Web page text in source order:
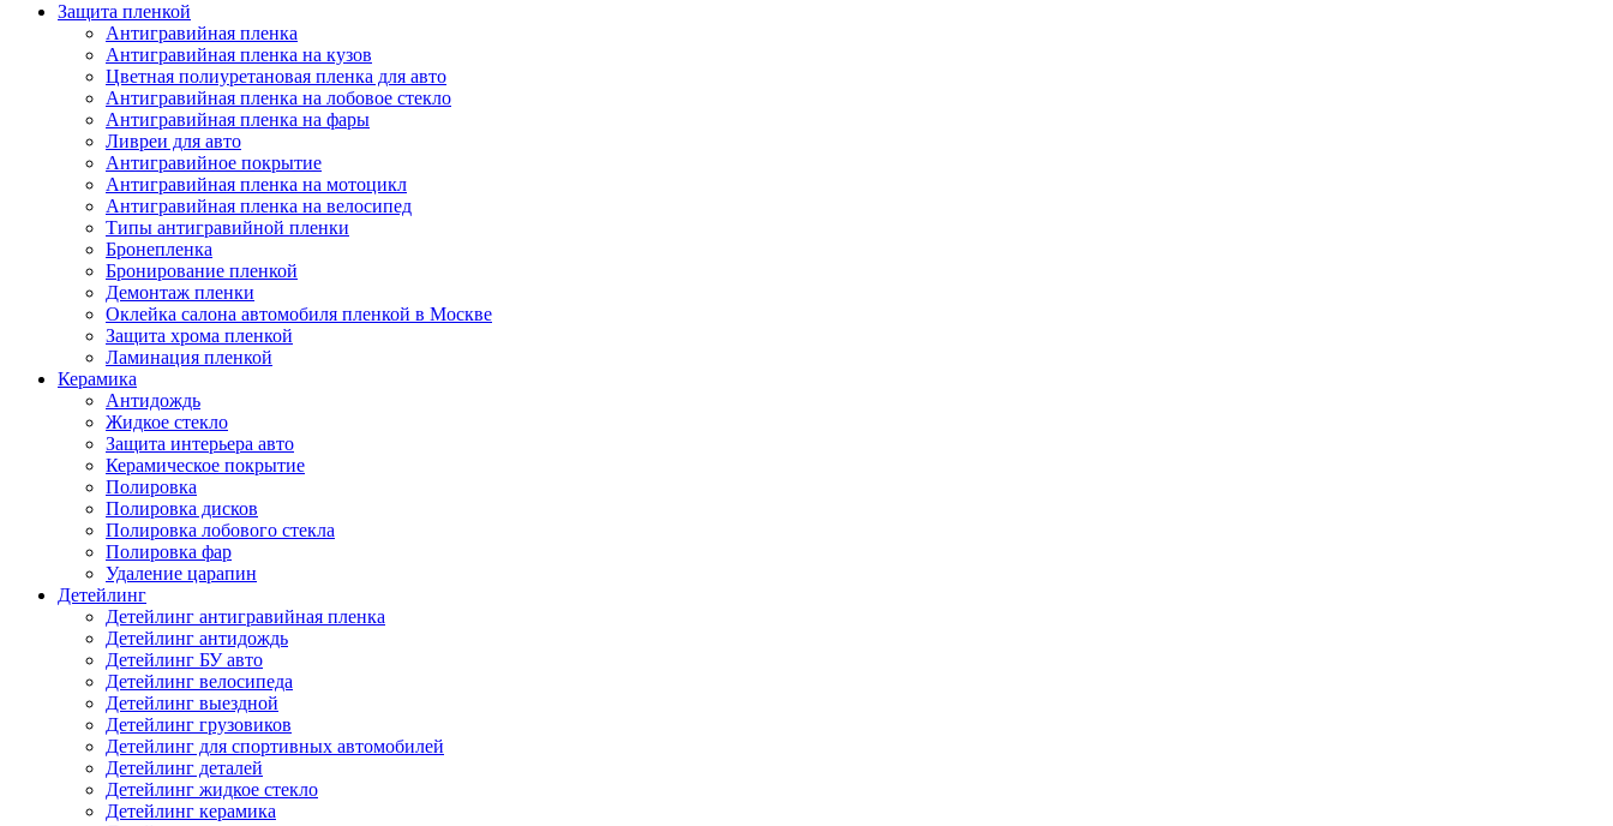
Защита пленкой
Антигравийная пленка
Антигравийная пленка на кузов
Цветная полиуретановая пленка для авто
Антигравийная пленка на лобовое стекло
Антигравийная пленка на фары
Ливреи для авто
Антигравийное покрытие
Антигравийная пленка на мотоцикл
Антигравийная пленка на велосипед
Типы антигравийной пленки
Бронепленка
Бронирование пленкой
Демонтаж пленки
Оклейка салона автомобиля пленкой в Москве
Защита хрома пленкой
Ламинация пленкой
Керамика
Антидождь
Жидкое стекло
Защита интерьера авто
Керамическое покрытие
Полировка
Полировка дисков
Полировка лобового стекла
Полировка фар
Удаление царапин
Детейлинг
Детейлинг антигравийная пленка
Детейлинг антидождь
Детейлинг БУ авто
Детейлинг велосипеда
Детейлинг выездной
Детейлинг грузовиков
Детейлинг для спортивных автомобилей
Детейлинг деталей
Детейлинг жидкое стекло
Детейлинг керамика